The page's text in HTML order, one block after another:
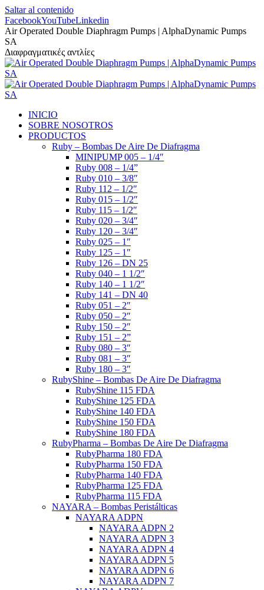
Saltar al contenido
FacebookYouTubeLinkedin
Air Operated Double Diaphragm Pumps | AlphaDynamic Pumps
SA
Διαφραγματικές αντλίες
INICIO
SOBRE NOSOTROS
PRODUCTOS
Ruby – Bombas De Aire De Diafragma
MINIPUMP 005 – 1/4″
Ruby 008 – 1/4”
Ruby 010 – 3/8″
Ruby 112 – 1/2″
Ruby 015 – 1/2″
Ruby 115 – 1/2″
Ruby 020 – 3/4″
Ruby 120 – 3/4″
Ruby 025 – 1″
Ruby 125 – 1″
Ruby 126 – DN 25
Ruby 040 – 1 1/2″
Ruby 140 – 1 1/2″
Ruby 141 – DN 40
Ruby 051 – 2″
Ruby 050 – 2″
Ruby 150 – 2″
Ruby 151 – 2”
Ruby 080 – 3″
Ruby 081 – 3″
Ruby 180 – 3″
RubyShine – Bombas De Aire De Diafragma
RubyShine 115 FDA
RubyShine 125 FDA
RubyShine 140 FDA
RubyShine 150 FDA
RubyShine 180 FDA
RubyPharma – Bombas De Aire De Diafragma
RubyPharma 180 FDA
RubyPharma 150 FDA
RubyPharma 140 FDA
RubyPharma 125 FDA
RubyPharma 115 FDA
NAYARA – Bombas Peristálticas
NAYARA ADPN
NAYARA ADPN 2
NAYARA ADPN 3
NAYARA ADPN 4
NAYARA ADPN 5
NAYARA ADPN 6
NAYARA ADPN 7